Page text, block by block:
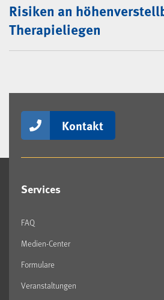
Risiken an
Therapieliegen
Kontakt
Services
FAQ
Medien-Center
Formulare
Veranstaltungen